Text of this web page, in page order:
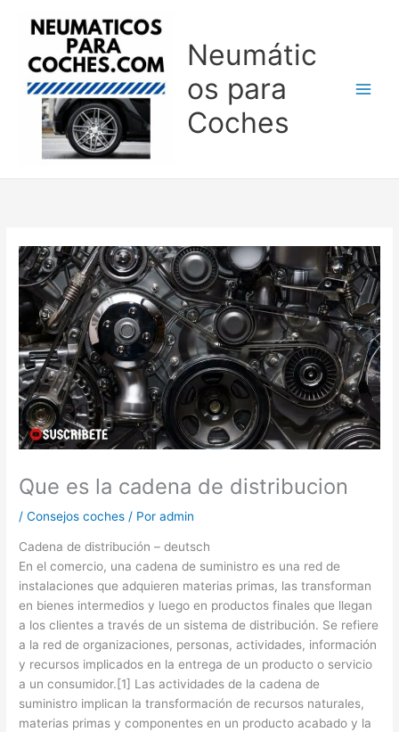
Neumátic
os para
Coches
Que es la cadena de distribucion
/Consejos coches / Poradmin
Cadena de distribución – deutsch
En el comercio, una cadena de suministro es una red de
instalaciones que adquieren materias primas, las transforman
en bienes intermedios y luego en productos finales que llegan
a los clientes a través de un sistema de distribución. Se refiere
a la red de organizaciones, personas, actividades, información
y recursos implicados en la entrega de un producto o servicio
a un consumidor.[1] Las actividades de la cadena de
suministro implican la transformación de recursos naturales,
materias primas y componentes en un producto acabado y la